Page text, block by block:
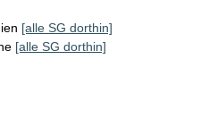
[alle SG dorthin]
[alle SG dorthin]